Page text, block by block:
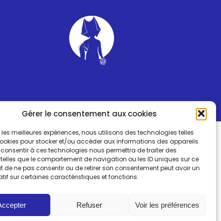
Gérer le consentement aux cookies
les meilleures expériences, nous utilisons des technologies telles
pour stocker et/ou accéder aux informations des appareils.
consentir à ces technologies nous permettra de traiter des
que le comportement de navigation ou les ID uniques sur ce
de ne pas consentir ou de retirer son consentement peut avoir un
sur certaines caractéristiques et fonctions.
Refuser Voir les préférences